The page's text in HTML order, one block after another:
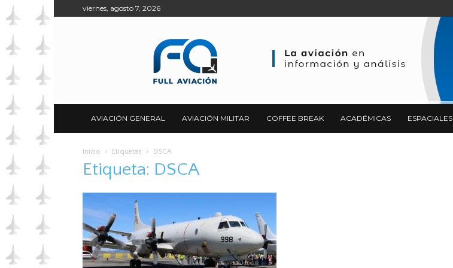
viernes, agosto 7, 2026
AVIACIÓN GENERAL AVIACIÓN MILITAR COFFEE BREAK ACADÉMICAS ESPACIALES
Inicio Etiquetas DSCA
Etiqueta: DSCA